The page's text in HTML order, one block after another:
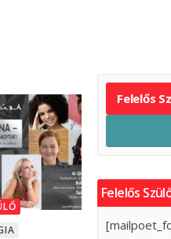
Felelős
Felelős